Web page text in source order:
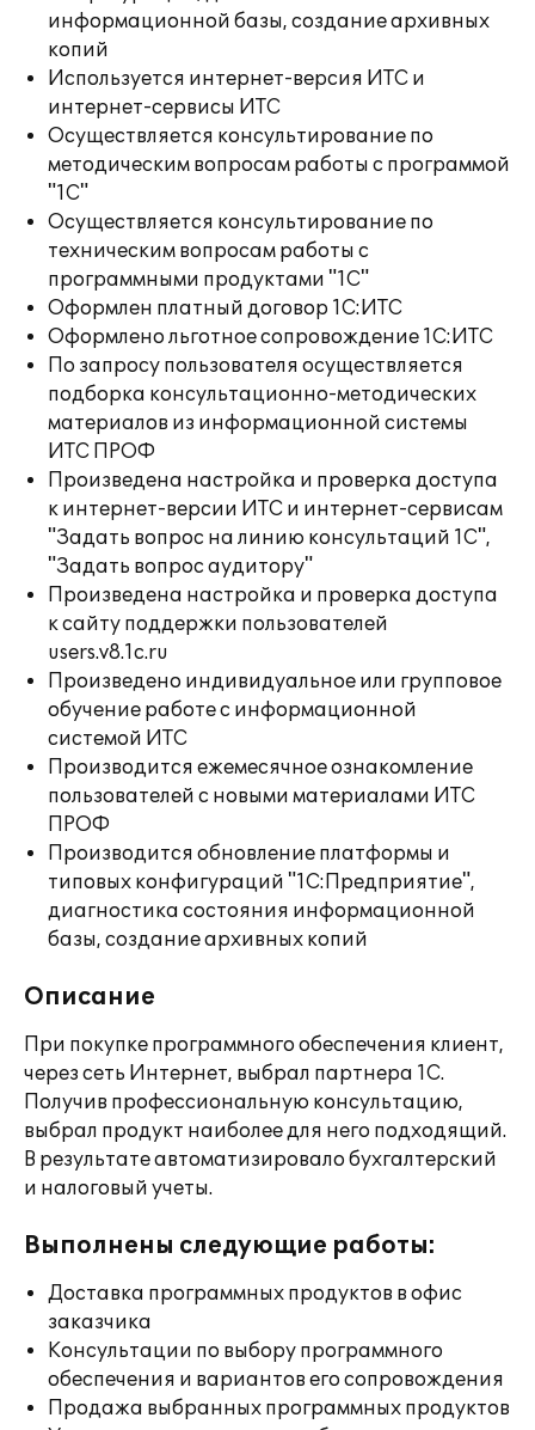
информационной базы, создание архивных
копий
Используется интернет-версия ИТС и
интернет-сервисы ИТС
Осуществляется консультирование по
методическим вопросам работы с программой
"1С"
Осуществляется консультирование по
техническим вопросам работы с
программными продуктами "1С"
Оформлен платный договор 1С:ИТС
Оформлено льготное сопровождение 1С:ИТС
По запросу пользователя осуществляется
подборка консультационно-методических
материалов из информационной системы
ИТС ПРОФ
Произведена настройка и проверка доступа
к интернет-версии ИТС и интернет-сервисам
"Задать вопрос на линию консультаций 1С",
"Задать вопрос аудитору"
Произведена настройка и проверка доступа
к сайту поддержки пользователей
users.v8.1c.ru
Произведено индивидуальное или групповое
обучение работе с информационной
системой ИТС
Производится ежемесячное ознакомление
пользователей с новыми материалами ИТС
ПРОФ
Производится обновление платформы и
типовых конфигураций "1С:Предприятие",
диагностика состояния информационной
базы, создание архивных копий
Описание
При покупке программного обеспечения клиент,
через сеть Интернет, выбрал партнера 1С.
Получив профессиональную консультацию,
выбрал продукт наиболее для него подходящий.
В результате автоматизировало бухгалтерский
и налоговый учеты.
Выполнены следующие работы:
Доставка программных продуктов в офис
заказчика
Консультации по выбору программного
обеспечения и вариантов его сопровождения
Продажа выбранных программных продуктов